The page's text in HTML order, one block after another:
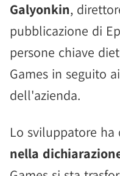
Galyonkin,
pubblicazione di
persone chiave
Games in seguito
dell'azienda.
Lo sviluppatore ha
nella